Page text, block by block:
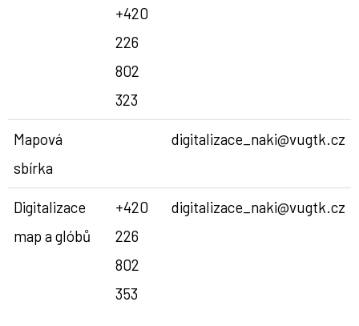
+420
226
802
323
Mapová
sbírka
digitalizace_naki@vugtk.cz
Digitalizace
map a glóbů
+420
226
802
353
digitalizace_naki@vugtk.cz